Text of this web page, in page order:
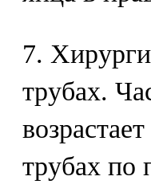
7.
трубах.
трубах по